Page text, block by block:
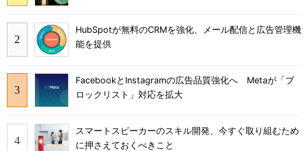
HubSpotが無料のCRMを強化、メール配信と広告管理機
能を提供
FacebookとInstagramの広告品質強化へ Metaが「ブ
ロックリスト」対応を拡大
スマートスピーカーのスキル開発、今すぐ取り組むため
に押さえておくべきこと